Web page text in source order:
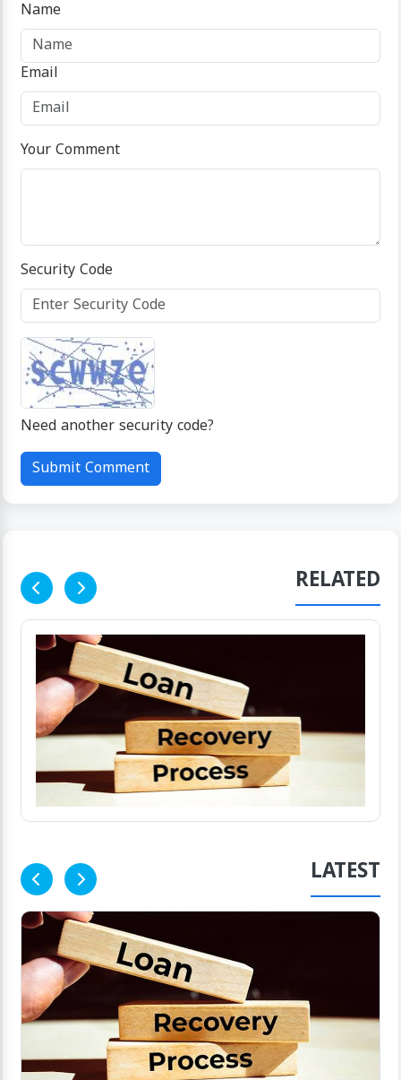
Name
Email
Your Comment
Security Code
Need another security code?
Submit Comment
RELATED